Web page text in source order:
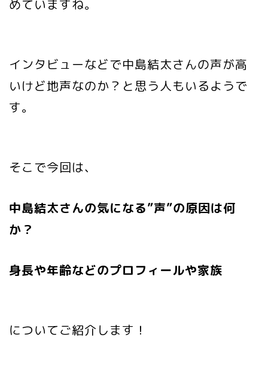
めていますね。
インタビューなどで中島結太さんの声が高
いけど地声なのか？と思う人もいるようで
す。
そこで今回は、
中島結太さんの気になる”声”の原因は何
か？
身長や年齢などのプロフィールや家族
についてご紹介します！